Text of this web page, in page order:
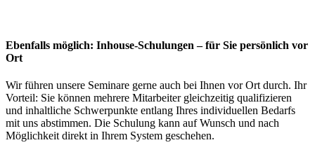
Ebenfalls möglich: Inhouse-Schulungen – für Sie persönlich vor
Ort
Wir führen unsere Seminare gerne auch bei Ihnen vor Ort durch. Ihr
Vorteil: Sie können mehrere Mitarbeiter gleichzeitig qualifizieren
und inhaltliche Schwerpunkte entlang Ihres individuellen Bedarfs
mit uns abstimmen. Die Schulung kann auf Wunsch und nach
Möglichkeit direkt in Ihrem System geschehen.